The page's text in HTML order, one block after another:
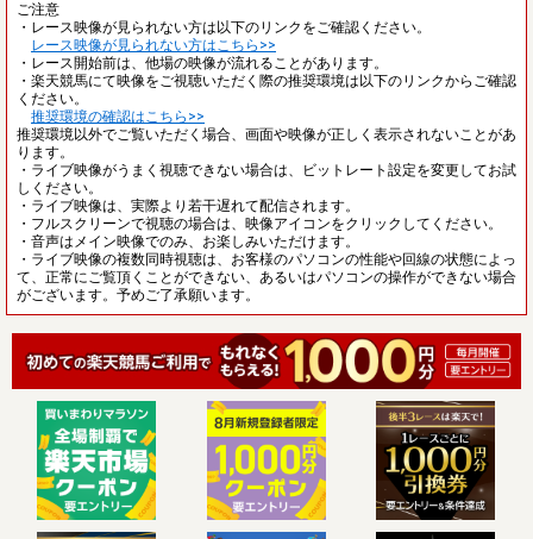
ご注意
・レース映像が見られない方は以下のリンクをご確認ください。
レース映像が見られない方はこちら>>
・レース開始前は、他場の映像が流れることがあります。
・楽天競馬にて映像をご視聴いただく際の推奨環境は以下のリンクからご確認
ください。
推奨環境の確認はこちら>>
推奨環境以外でご覧いただく場合、画面や映像が正しく表示されないことがあ
ります。
・ライブ映像がうまく視聴できない場合は、ビットレート設定を変更してお試
しください。
・ライブ映像は、実際より若干遅れて配信されます。
・フルスクリーンで視聴の場合は、映像アイコンをクリックしてください。
・音声はメイン映像でのみ、お楽しみいただけます。
・ライブ映像の複数同時視聴は、お客様のパソコンの性能や回線の状態によっ
て、正常にご覧頂くことができない、あるいはパソコンの操作ができない場合
がございます。予めご了承願います。